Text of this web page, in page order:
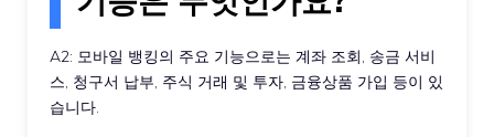
A2: 모바일 뱅킹의 주요 기능으로는 계좌 조회, 송금 서비
스, 청구서 납부, 주식 거래 및 투자, 금융상품 가입 등이 있
습니다.